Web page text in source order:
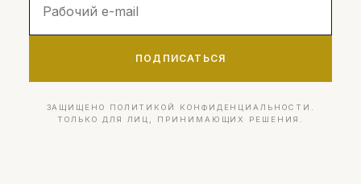
ПОДПИСАТЬСЯ
ЗАЩИЩЕНО ПОЛИТИКОЙ КОНФИДЕНЦИАЛЬНОСТИ.
ТОЛЬКО ДЛЯ ЛИЦ, ПРИНИМАЮЩИХ РЕШЕНИЯ.